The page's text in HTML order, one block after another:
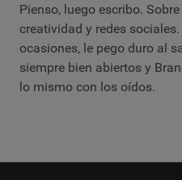
Pienso, luego escribo.
creatividad y redes
ocasiones, le pego duro al
siempre bien abiertos y
lo mismo con los oídos.